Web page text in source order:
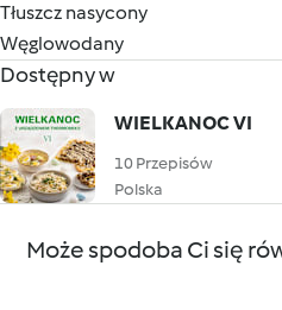
Tłuszcz nasycony
Węglowodany
Dostępny w
WIELKANOC VI
10 Przepisów
Polska
Może spodoba Ci się